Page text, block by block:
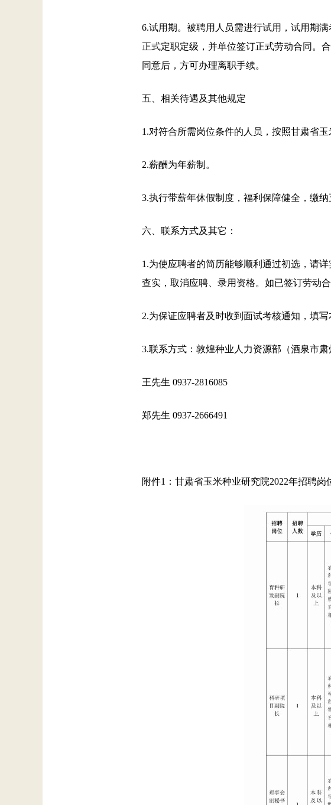
6.试用期。被聘用人员需进行试用，试用期
正式定职定级，并单位签订正式劳动合同。
同意后，方可办理离职手续。
五、相关待遇及其他规定
1.对符合所需岗位条件的人员，按照甘肃省
2.薪酬为年薪制。
3.执行带薪年休假制度，福利保障健全，缴纳
六、联系方式及其它：
1.为使应聘者的简历能够顺利通过初选，请
查实，取消应聘、录用资格。如已签订劳动
2.为保证应聘者及时收到面试考核通知，填
3.联系方式：敦煌种业人力资源部（酒泉市肃
王先生 0937-2816085
郑先生 0937-2666491
附件1：甘肃省玉米种业研究院2022年招聘岗